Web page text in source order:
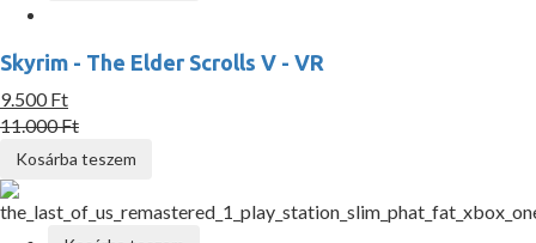
Skyrim - The Elder Scrolls V - VR
9.500 Ft
11.000 Ft
Kosárba teszem